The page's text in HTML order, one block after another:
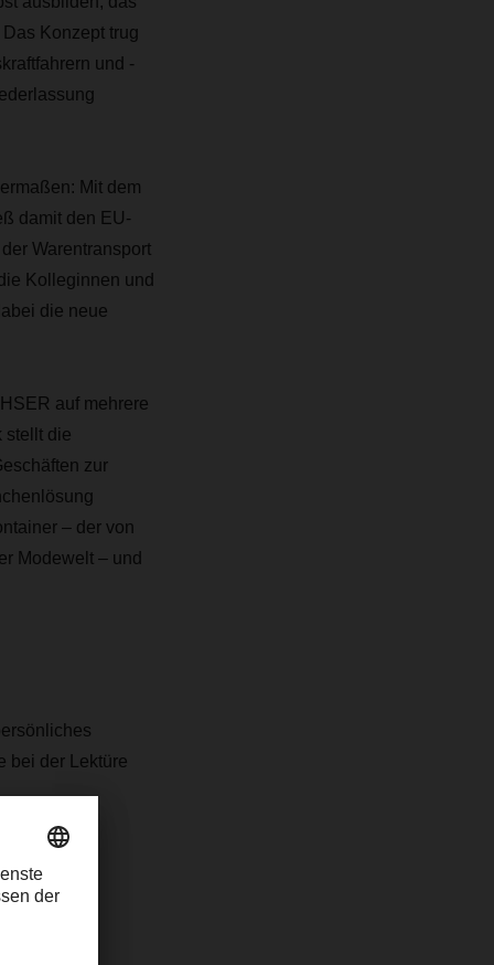
Konzept trug
und -
Mit dem
damit den EU-
Warentransport
Kolleginnen und
die neue
auf mehrere
stellt die
zur
– der von
Modewelt – und
bei der Lektüre